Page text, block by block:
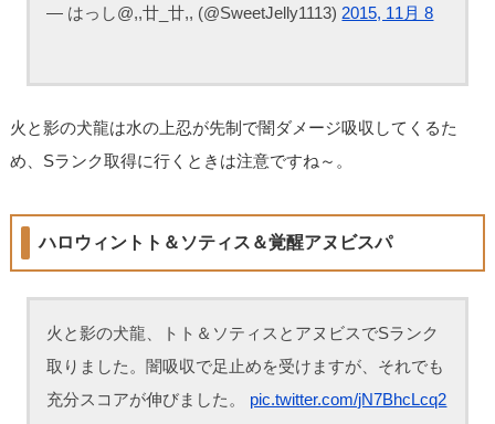
— はっし@,,廿_廿,, (@SweetJelly1113) 2015, 11月 8
火と影の犬龍は水の上忍が先制で闇ダメージ吸収してくるた
め、Sランク取得に行くときは注意ですね～。
ハロウィントト＆ソティス＆覚醒アヌビスパ
火と影の犬龍、トト＆ソティスとアヌビスでSランク
取りました。闇吸収で足止めを受けますが、それでも
充分スコアが伸びました。 pic.twitter.com/jN7BhcLcq2